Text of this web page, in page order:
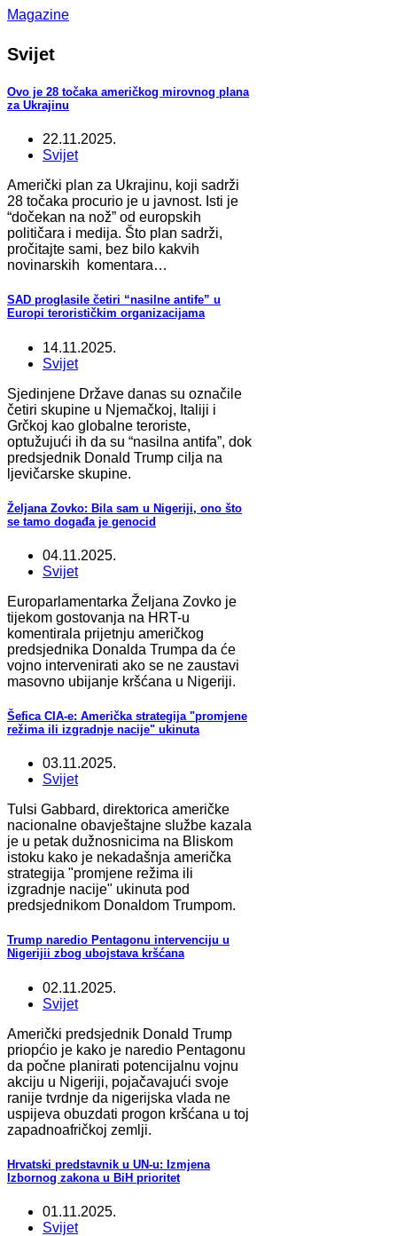
Magazine
Svijet
Ovo je 28 točaka američkog mirovnog plana
za Ukrajinu
22.11.2025.
Svijet
Američki plan za Ukrajinu, koji sadrži
28 točaka procurio je u javnost. Isti je
“dočekan na nož” od europskih
političara i medija. Što plan sadrži,
pročitajte sami, bez bilo kakvih
novinarskih komentara…
SAD proglasile četiri “nasilne antife” u
Europi terorističkim organizacijama
14.11.2025.
Svijet
Sjedinjene Države danas su označile
četiri skupine u Njemačkoj, Italiji i
Grčkoj kao globalne teroriste,
optužujući ih da su “nasilna antifa”, dok
predsjednik Donald Trump cilja na
ljevičarske skupine.
Željana Zovko: Bila sam u Nigeriji, ono što
se tamo događa je genocid
04.11.2025.
Svijet
Europarlamentarka Željana Zovko je
tijekom gostovanja na HRT-u
komentirala prijetnju američkog
predsjednika Donalda Trumpa da će
vojno intervenirati ako se ne zaustavi
masovno ubijanje kršćana u Nigeriji.
Šefica CIA-e: Američka strategija "promjene
režima ili izgradnje nacije" ukinuta
03.11.2025.
Svijet
Tulsi Gabbard, direktorica američke
nacionalne obavještajne službe kazala
je u petak dužnosnicima na Bliskom
istoku kako je nekadašnja američka
strategija "promjene režima ili
izgradnje nacije" ukinuta pod
predsjednikom Donaldom Trumpom.
Trump naredio Pentagonu intervenciju u
Nigerijii zbog ubojstava kršćana
02.11.2025.
Svijet
Američki predsjednik Donald Trump
priopćio je kako je naredio Pentagonu
da počne planirati potencijalnu vojnu
akciju u Nigeriji, pojačavajući svoje
ranije tvrdnje da nigerijska vlada ne
uspijeva obuzdati progon kršćana u toj
zapadnoafričkoj zemlji.
Hrvatski predstavnik u UN-u: Izmjena
Izbornog zakona u BiH prioritet
01.11.2025.
Svijet